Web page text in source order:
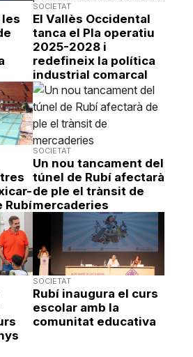
les
SOCIETAT
El Vallès Occidental
tanca el Pla operatiu
2025-2028 i
redefineix la política
industrial comarcal
Rubí
SOCIETAT
Un nou tancament del
túnel de Rubí afectarà
de ple el trànsit de
mercaderies
SOCIETAT
Rubí inaugura el curs
escolar amb la
comunitat educativa